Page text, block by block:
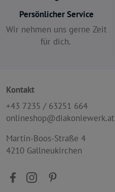
Persönlicher Service
Wir nehmen uns gerne Zeit
für dich.
Kontakt
+43 7235 / 63251 664
onlineshop@diakoniewerk.at
Martin-Boos-Straße 4
4210 Gallneukirchen